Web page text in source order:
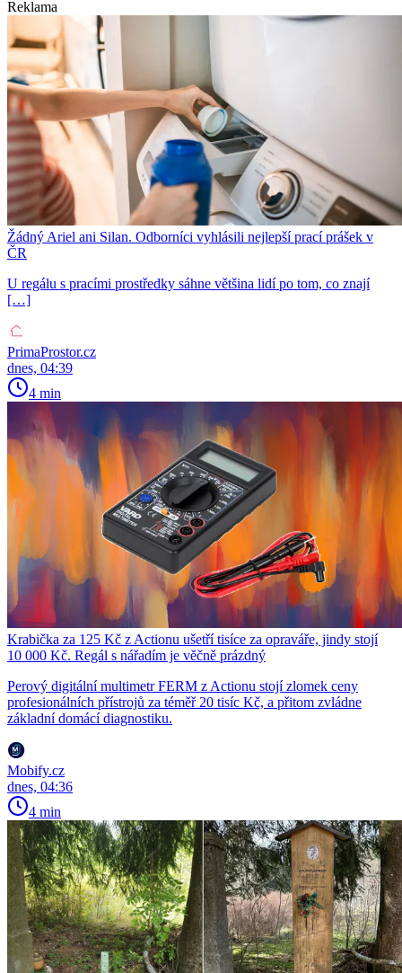
Reklama
Žádný Ariel ani Silan. Odborníci vyhlásili nejlepší prací prášek v
ČR
U regálu s pracími prostředky sáhne většina lidí po tom, co znají
[…]
PrimaProstor.cz
dnes, 04:39
4 min
Krabička za 125 Kč z Actionu ušetří tisíce za opraváře, jindy stojí
10 000 Kč. Regál s nářadím je věčně prázdný
Perový digitální multimetr FERM z Actionu stojí zlomek ceny
profesionálních přístrojů za téměř 20 tisíc Kč, a přitom zvládne
základní domácí diagnostiku.
Mobify.cz
dnes, 04:36
4 min